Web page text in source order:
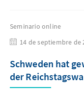
Seminario online
14 de septiembre de
Schweden hat
der